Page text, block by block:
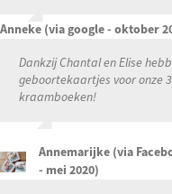
Anneke (via google - oktober
Dankzij Chantal en Elise
geboortekaartjes voor onze
kraamboeken!
Annemarijke (via
- mei 2020)